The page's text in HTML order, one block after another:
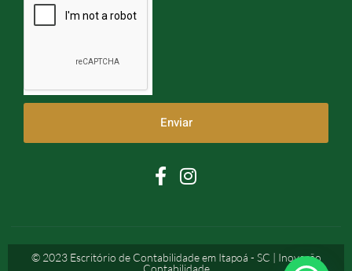
Enviar
© 2023 Escritório de Contabilidade em Itapoá - SC | Inovação
Contabilidade